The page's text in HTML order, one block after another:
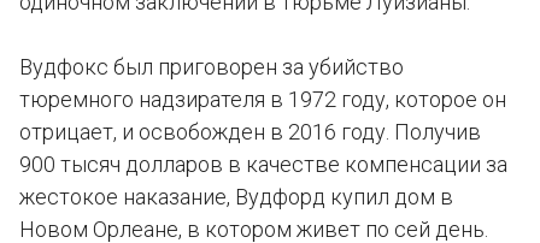
Вудфокс был приговорен за убийство
тюремного надзирателя в 1972 году, которое он
отрицает, и освобожден в 2016 году. Получив
900 тысяч долларов в качестве компенсации за
жестокое наказание, Вудфорд купил дом в
Новом Орлеане, в котором живет по сей день.